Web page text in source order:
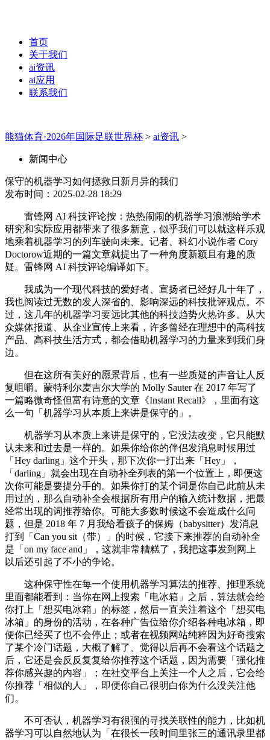
首页
关于我们
ai资讯
ai应用
联系我们
熊猫体育·2026年国际足联世界杯 > ai资讯 >
新闻中心
保守的机器学习如何拯救日新月异的我们
发布时间：2025-02-28 18:29
雷锋网 AI 科技评论按：热热闹闹的机器学习浪潮给学术
研究和实际应用都带来了很多新意，似乎我们可以就这样乐观
地乘着机器学习的列车驶向未来。记者、科幻小说作者 Cory
Doctorow近期的一篇文章就提出了一种角度新颖且有趣的质
疑。雷锋网 AI 科技评论编译如下。
我成为一个现代科技的爱好者、宣扬者已经好几十年了，
我也阅读过无数的发人深省的、影响深远的科技批评观点。不
过，这几年的机器学习要远比其他的科技趋势火热许多。从大
众媒体报道、从企业宣传上来看，许多曾经在理想中的高科技
产品、高科技生活方式，都会借助机器学习的力量来到我们身
边。
但在这所有美好的愿景背后，也有一些质疑的声音让人反
复咀嚼。蒙特利尔麦吉尔大学的 Molly Sauter 在 2017 年写了
一篇略微奇怪但富有诗意的文章《Instant Recall》，里面有这
么一句「机器学习从本质上来讲是保守的」。
机器学习从本质上来讲是保守的，它没法改变，它只能默
认未来和过去是一样的。如果你给你的伴侣发消息时候用过
「Hey darling」这个开头，那下次你一打出来「Hey」，
「darling」就会出现在自动补全列表的第一个位置上，即便这
次你可能是要提分手的。如果你打的某个词是你自己此前从未
用过的，那么自动补全会根据所有用户的输入统计数据，把最
经常出现的词推荐给你。可能大多数时候这不会造成什么问
题，但是 2018 年 7 月我给看孩子的保姆（babysitter）发消息
打到「Can you sit（带）」的时候，它接下来推荐的自动补全
是「on my face and」，这就非常糟糕了，我把这事发到网上
以后还引起了不小的争论。
这种保守性在每一个使用机器学习算法的推荐、推理系统
里面都能看到：当你在网上搜索「电冰箱」之后，算法就会给
你打上「想买电冰箱」的标签，然后一直关注着这个「想买电
冰箱」的身份的活动，在各种广告位给你介绍各种电冰箱，即
便你已经买了也不会停止；或者在视频网站纯粹因为好奇搜索
了某个冷门话题，大概了解了、觉得以后再不会看这个话题之
后，它还是会反反复复给你推荐这个话题，因为需要「强化推
荐你感兴趣的内容」；在社交平台上关注一个人之后，它会给
你推荐「相似的人」，即便你自己很明白你为什么没关注他
们。
不可否认，机器学习有很强的寻找关联性的能力，比如机
器学习可以自然地认为「在很长一段时间里张三的通讯录里都